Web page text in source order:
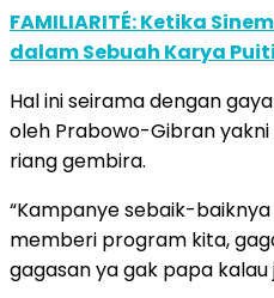
FAMILIARITÉ: Ketika
dalam Sebuah Karya
Hal ini seirama dengan
oleh Prabowo-Gibran
riang gembira.
“Kampanye sebaik-
memberi program kita,
gagasan ya gak papa kalau